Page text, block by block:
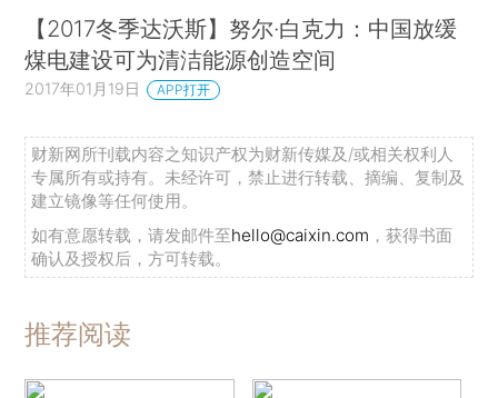
【2017冬季达沃斯】努尔·白克力：中国放缓
煤电建设可为清洁能源创造空间
2017年01月19日 APP打开
财新网所刊载内容之知识产权为财新传媒及/或相关权利人
专属所有或持有。未经许可，禁止进行转载、摘编、复制及
建立镜像等任何使用。
如有意愿转载，请发邮件至hello@caixin.com ，获得书面
确认及授权后，方可转载。
推荐阅读